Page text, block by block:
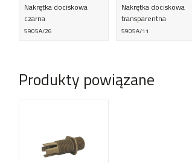
Nakrętka dociskowa
czarna
5905A/26
Nakrętka dociskowa
transparentna
5905A/11
Produkty powiązane